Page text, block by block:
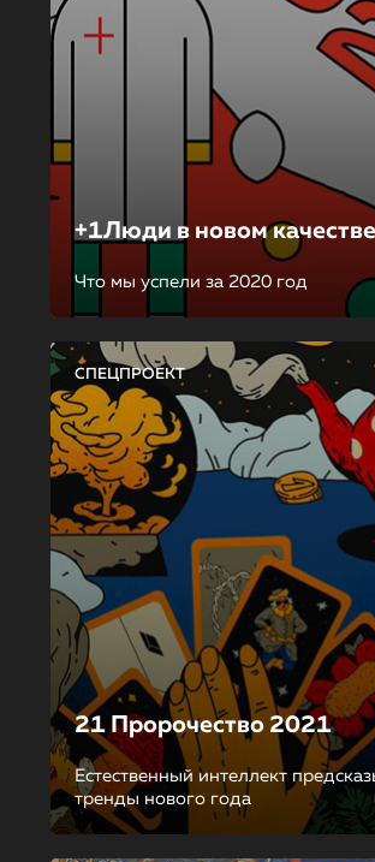
+1Люди в новом качестве
Что мы успели за 2020 год
СПЕЦПРОЕКТ
21 Пророчество 2021
Естественный интеллект
тренды нового года